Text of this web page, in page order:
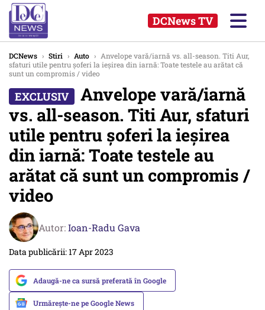
DCNews TV
DCNews › Stiri › Auto › Anvelope vară/iarnă vs. all-season. Titi Aur,
sfaturi utile pentru șoferi la ieșirea din iarnă: Toate testele au arătat că
sunt un compromis / video
Anvelope vară/iarnă
vs. all-season. Titi Aur, sfaturi
utile pentru șoferi la ieșirea
din iarnă: Toate testele au
arătat că sunt un compromis /
video
Autor:Ioan-Radu Gava
Data publicării: 17 Apr 2023
Adaugă-ne ca sursă preferată în Google
Urmărește-ne pe Google News